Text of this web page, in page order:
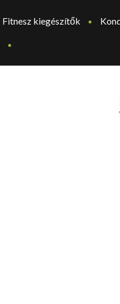
Fitnesz kiegészítők